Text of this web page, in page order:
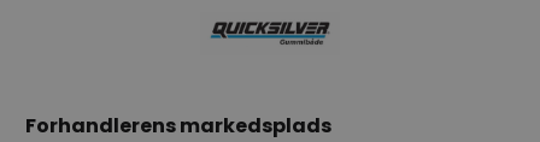
Forhandlerens markedsplads